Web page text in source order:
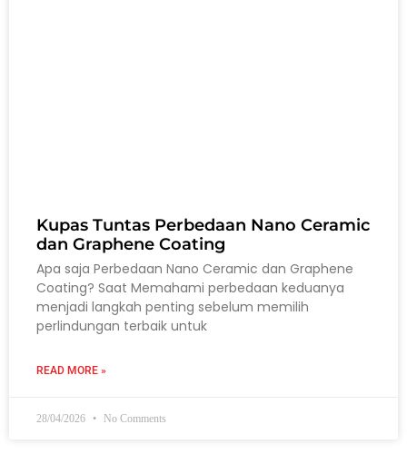
Kupas Tuntas Perbedaan Nano Ceramic
dan Graphene Coating
Apa saja Perbedaan Nano Ceramic dan Graphene
Coating? Saat Memahami perbedaan keduanya
menjadi langkah penting sebelum memilih
perlindungan terbaik untuk
READ MORE »
28/04/2026 No Comments